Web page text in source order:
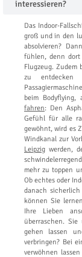
interessieren?
Das Indoor-
groß und in den
absolvieren?
fühlen, denn dort
Flugzeug. Zudem
zu
beim Bodyflying,
fahren: Den
Gefühl für alle
gewöhnt, wird es
Windkanal zur
Leipzig werden,
mehr zu toppen
Ob echtes oder
danach
können Sie
Ihre Lieben
überraschen.
gehen lassen
verbringen? Bei
verwöhnen